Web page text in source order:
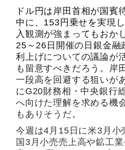
ドル円は岸田首相が国賓
中に、153円乗せを実現
入観測が強まってもおか
25～26日開催の日銀金融
利上げについての議論が
も留意すべきだろう。岸
一段高を回避する狙いが
にG20財務相・中央銀行
へ向けた理解を求める機
もありそうだ。
今週は4月15日に米3月小
国3月小売売上高や鉱工